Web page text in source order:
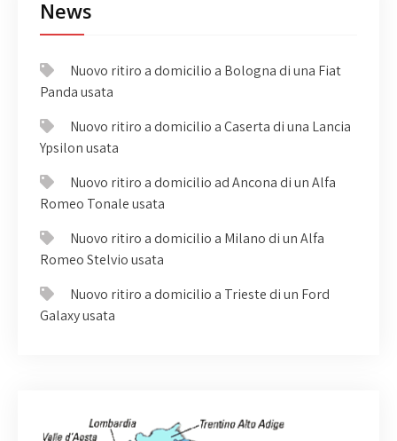
News
Nuovo ritiro a domicilio a Bologna di una Fiat
Panda usata
Nuovo ritiro a domicilio a Caserta di una Lancia
Ypsilon usata
Nuovo ritiro a domicilio ad Ancona di un Alfa
Romeo Tonale usata
Nuovo ritiro a domicilio a Milano di un Alfa
Romeo Stelvio usata
Nuovo ritiro a domicilio a Trieste di un Ford
Galaxy usata